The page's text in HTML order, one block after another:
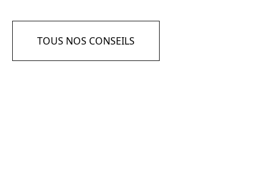
TOUS NOS CONSEILS